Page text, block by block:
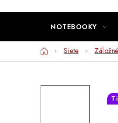
NOTEBOOKY
DomovSiete